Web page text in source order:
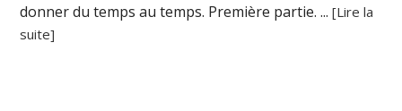
donner du temps au temps. Première partie. ...[Lire la
suite]